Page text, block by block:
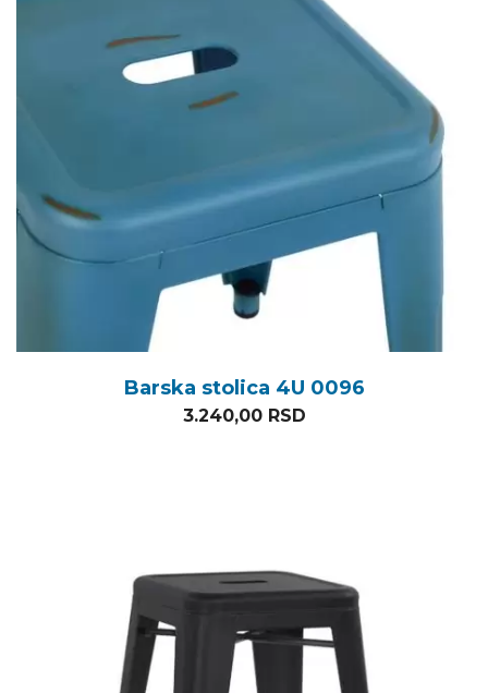
Barska stolica 4U 0096
3.240,00 RSD